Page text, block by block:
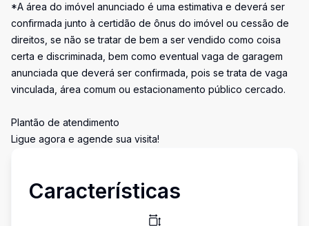
*A área do imóvel anunciado é uma estimativa e deverá ser
confirmada junto à certidão de ônus do imóvel ou cessão de
direitos, se não se tratar de bem a ser vendido como coisa
certa e discriminada, bem como eventual vaga de garagem
anunciada que deverá ser confirmada, pois se trata de vaga
vinculada, área comum ou estacionamento público cercado.
Plantão de atendimento
Ligue agora e agende sua visita!
Características